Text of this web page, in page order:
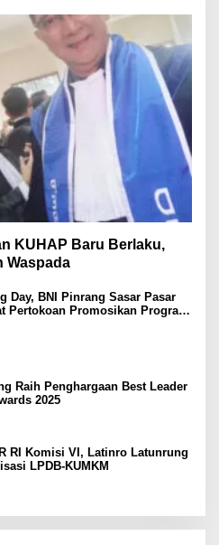
KUHAP Baru Berlaku,
Waspada
Day, BNI Pinrang Sasar Pasar
Pertokoan Promosikan Program
Raih Penghargaan Best Leader
2025
RI Komisi VI, Latinro Latunrung
LPDB-KUMKM